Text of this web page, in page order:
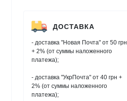
ДОСТАВКА
- доставка "Новая Почта" от 50 грн
+ 2% (от суммы наложенного
платежа);
- доставка "УкрПочта" от 40 грн +
2% (от суммы наложенного
платежа);